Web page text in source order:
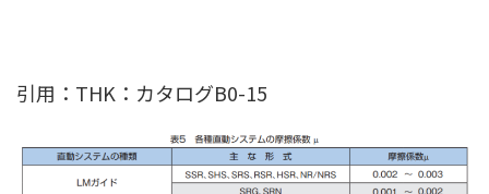
引用：THK：カタログB0-15